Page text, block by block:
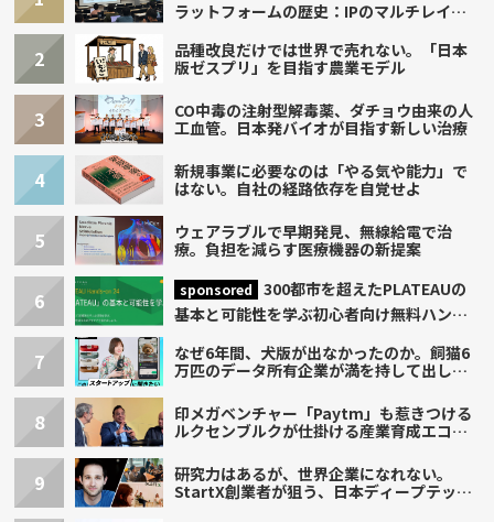
ラットフォームの歴史：IPのマルチレイヤ
2
品種改良だけでは世界で売れない。「日本
版ゼスプリ」を目指す農業モデル
3
CO中毒の注射型解毒薬、ダチョウ由来の人
工血管。日本発バイオが目指す新しい治療
4
新規事業に必要なのは「やる気や能力」で
はない。自社の経路依存を自覚せよ
5
ウェアラブルで早期発見、無線給電で治
療。負担を減らす医療機器の新提案
6 sponsored
300都市を超えたPLATEAUの
基本と可能性を学ぶ初心者向け無料ハンズ
7
なぜ6年間、犬版が出なかったのか。飼猫6
万匹のデータ所有企業が満を持して出し
8
印メガベンチャー「Paytm」も惹きつける
ルクセンブルクが仕掛ける産業育成エコシ
9
研究力はあるが、世界企業になれない。
StartX創業者が狙う、日本ディープテック